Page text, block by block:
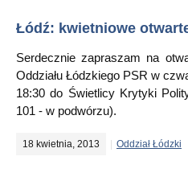
Łódź: kwietniowe
Serdecznie zapraszam na
Oddziału Łódzkiego PSR w
18:30 do Świetlicy Krytyki
101 - w podwórzu).
18 kwietnia, 2013 Oddział Łódzki